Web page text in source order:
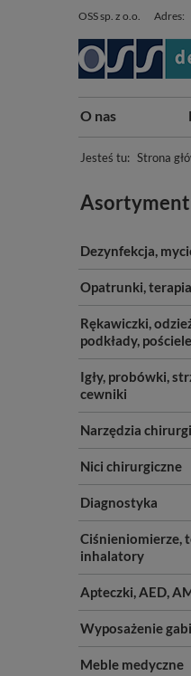
OSS sp. z o.o. Adres:
O nas
Jesteś tu: Strona
Asortyment
Dezynfekcja,
Opatrunki,
Rękawiczki,
podkłady, pościele
Igły, probówki,
cewniki
Narzędzia
Nici chirurgiczne
Diagnostyka
Ciśnieniomierze,
inhalatory
Apteczki, AED,
Wyposażenie
Meble medyczne